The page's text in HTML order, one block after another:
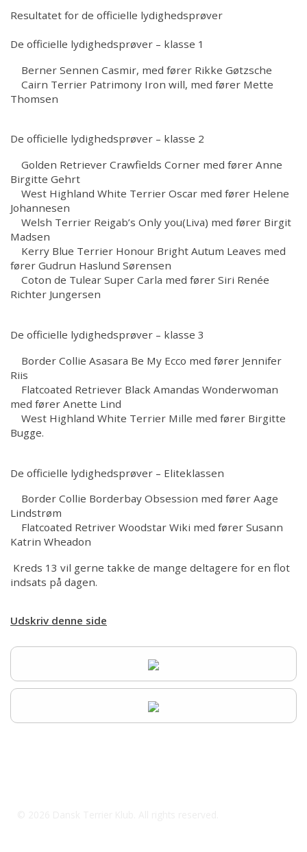
Resultatet for de officielle lydighedsprøver
De officielle lydighedsprøver – klasse 1
Berner Sennen Casmir, med fører Rikke Gøtzsche
Cairn Terrier Patrimony Iron will, med fører Mette
Thomsen
De officielle lydighedsprøver – klasse 2
Golden Retriever Crawfields Corner med fører Anne
Birgitte Gehrt
West Highland White Terrier Oscar med fører Helene
Johannesen
Welsh Terrier Reigab’s Only you(Liva) med fører Birgit
Madsen
Kerry Blue Terrier Honour Bright Autum Leaves med
fører Gudrun Haslund Sørensen
Coton de Tulear Super Carla med fører Siri Renée
Richter Jungersen
De officielle lydighedsprøver – klasse 3
Border Collie Asasara Be My Ecco med fører Jennifer
Riis
Flatcoated Retriever Black Amandas Wonderwoman
med fører Anette Lind
West Highland White Terrier Mille med fører Birgitte
Bugge.
De officielle lydighedsprøver – Eliteklassen
Border Collie Borderbay Obsession med fører Aage
Lindstrøm
Flatcoated Retriver Woodstar Wiki med fører Susann
Katrin Wheadon
Kreds 13 vil gerne takke de mange deltagere for en flot
indsats på dagen.
Udskriv denne side